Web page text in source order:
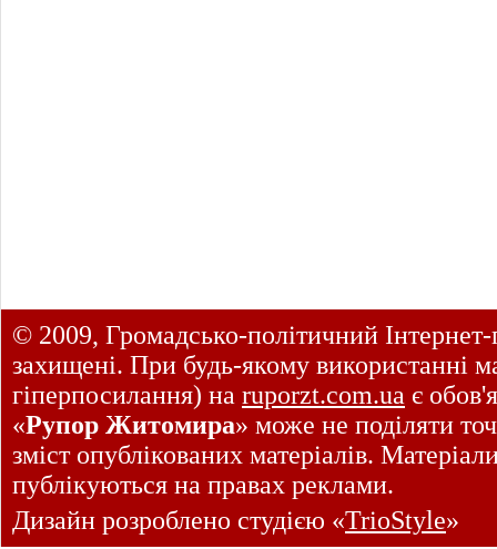
© 2009, Громадсько-політичний
захищені. При будь-якому використанні
гіперпосилання) на ruporzt.com.ua є
«Рупор Житомира» може не поділяти
зміст опублікованих матеріалів.
публікуються на правах реклами.
Дизайн розроблено студією «TrioStyle»